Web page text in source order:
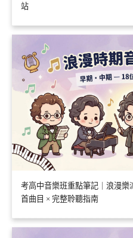
站
考高中音樂班重點筆記｜浪漫樂
首曲目 × 完整聆聽指南